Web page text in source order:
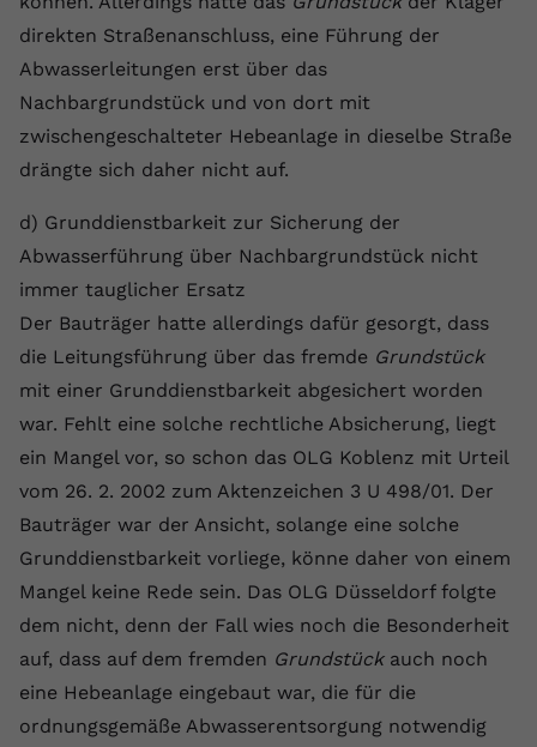
direkten Straßenanschluss, eine Führung der
Abwasserleitungen erst über das
Nachbargrundstück und von dort mit
zwischengeschalteter Hebeanlage in dieselbe Straße
drängte sich daher nicht auf.
d) Grunddienstbarkeit zur Sicherung der
Abwasserführung über Nachbargrundstück nicht
immer tauglicher Ersatz
Der Bauträger hatte allerdings dafür gesorgt, dass
die Leitungsführung über das fremde Grundstück
mit einer Grunddienstbarkeit abgesichert worden
war. Fehlt eine solche rechtliche Absicherung, liegt
ein Mangel vor, so schon das OLG Koblenz mit Urteil
vom 26. 2. 2002 zum Aktenzeichen 3 U 498/01. Der
Bauträger war der Ansicht, solange eine solche
Grunddienstbarkeit vorliege, könne daher von einem
Mangel keine Rede sein. Das OLG Düsseldorf folgte
dem nicht, denn der Fall wies noch die Besonderheit
auf, dass auf dem fremden Grundstückauch noch
eine Hebeanlage eingebaut war, die für die
ordnungsgemäße Abwasserentsorgung notwendig
Anbieter Youtube.com
Laufzeit Session
Zweck
registriert eine eindeutige ID, um
Daten darüber zu speichern, welche
gesehen hat.
Name yt-remote-connected-devices
Anbieter Youtube.com
Laufzeit Session
Zweck
YouTube setzt diesen Cookie, um die
Videopräferenzen des Nutzers zu
Videos verwendet.